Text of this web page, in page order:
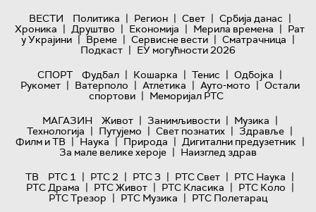
ВЕСТИ Политика | Регион | Свет | Србија данас |
Хроника | Друштво | Економија | Мерила времена | Рат
у Украјини | Време | Сервисне вести | Сматрачница |
Подкаст | ЕУ могућности 2026
СПОРТ
Фудбал | Кошарка | Тенис | Одбојка |
Рукомет | Ватерполо | Атлетика | Ауто-мото | Остали
спортови | Меморијал РТС
МАГАЗИН
Живот | Занимљивости | Музика |
Технологијa | Путујемо | Свет познатих | Здравље |
Филм и ТВ | Наука | Природа | Дигитални предузетник |
За мале велике хероје | Наизглед здрав
ТВ
РТС 1 | РТС 2 | РТС 3 | РТС Свет | РТС Наука |
РТС Драма | РТС Живот | РТС Класика | РТС Коло |
РТС Трезор | РТС Музика | РТС Полетарац